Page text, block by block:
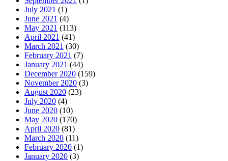
July 2021 (1)
June 2021 (4)
May 2021 (113)
April 2021 (41)
March 2021 (30)
February 2021 (7)
January 2021 (44)
December 2020 (159)
November 2020 (3)
August 2020 (23)
July 2020 (4)
June 2020 (10)
May 2020 (170)
April 2020 (81)
March 2020 (11)
February 2020 (1)
January 2020 (3)